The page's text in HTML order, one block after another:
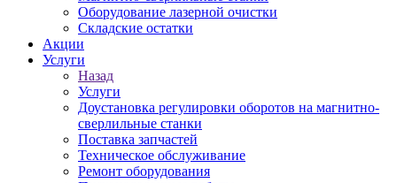
Оборудование лазерной очистки
Складские остатки
Акции
Услуги
Назад
Услуги
Доустановка регулировки оборотов на магнитно-
сверлильные станки
Поставка запчастей
Техническое обслуживание
Ремонт оборудования